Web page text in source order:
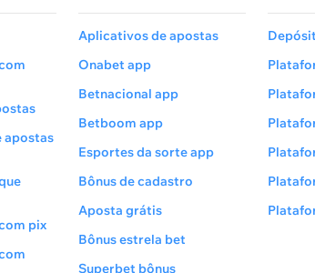
apostas
pix
Aplicativos de apostas
Onabet app
Betnacional app
Betboom app
Esportes da sorte app
Bônus de cadastro
Aposta grátis
Bônus estrela bet
Superbet bônus